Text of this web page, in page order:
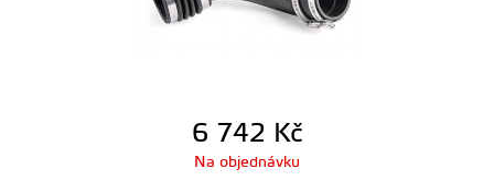
6 742 Kč
Na objednávku